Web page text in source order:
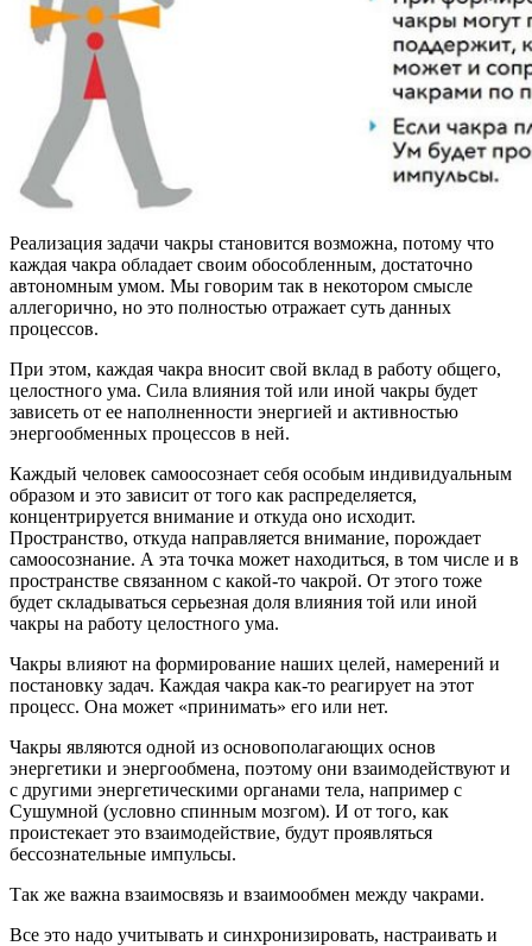
Реализация задачи чакры становится возможна, потому что
каждая чакра обладает своим обособленным, достаточно
автономным умом. Мы говорим так в некотором смысле
аллегорично, но это полностью отражает суть данных
процессов.
При этом, каждая чакра вносит свой вклад в работу общего,
целостного ума. Сила влияния той или иной чакры будет
зависеть от ее наполненности энергией и активностью
энергообменных процессов в ней.
Каждый человек самоосознает себя особым индивидуальным
образом и это зависит от того как распределяется,
концентрируется внимание и откуда оно исходит.
Пространство, откуда направляется внимание, порождает
самоосознание. А эта точка может находиться, в том числе и в
пространстве связанном с какой-то чакрой. От этого тоже
будет складываться серьезная доля влияния той или иной
чакры на работу целостного ума.
Чакры влияют на формирование наших целей, намерений и
постановку задач. Каждая чакра как-то реагирует на этот
процесс. Она может «принимать» его или нет.
Чакры являются одной из основополагающих основ
энергетики и энергообмена, поэтому они взаимодействуют и
с другими энергетическими органами тела, например с
Сушумной (условно спинным мозгом). И от того, как
проистекает это взаимодействие, будут проявляться
бессознательные импульсы.
Так же важна взаимосвязь и взаимообмен между чакрами.
Все это надо учитывать и синхронизировать, настраивать и